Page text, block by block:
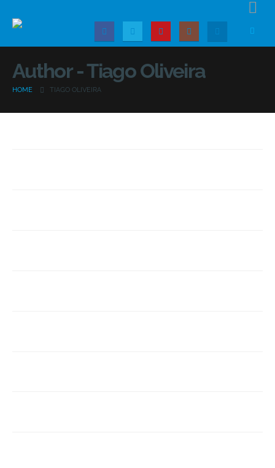
Author - Tiago Oliveira
HOME TIAGO OLIVEIRA